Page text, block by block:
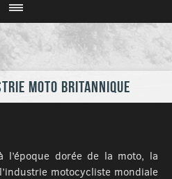
moto britannique
l’époque dorée de la moto, la
motocycliste mondiale